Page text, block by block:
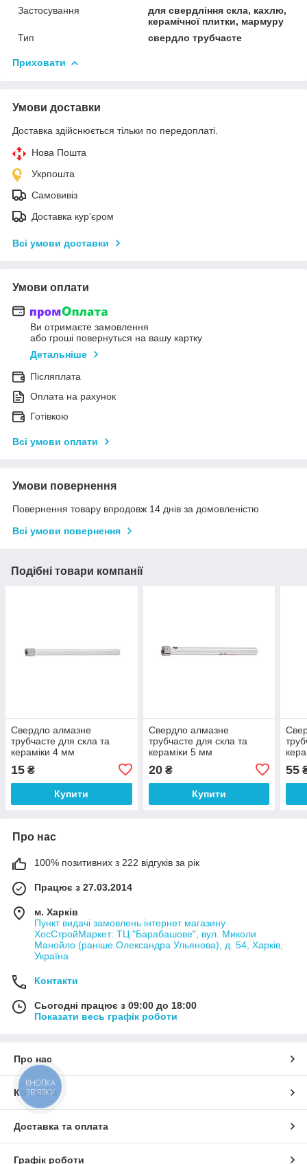
Застосування
для свердління скла, кахлю,
керамічної плитки, мармуру
Тип
свердло трубчасте
Приховати
Умови доставки
Доставка здійснюється тільки по передоплаті.
Нова Пошта
Укрпошта
Самовивіз
Доставка кур'єром
Всі умови доставки
Умови оплати
Ви отримаєте замовлення
або гроші повернуться на вашу картку
Детальніше
Післяплата
Оплата на рахунок
Готівкою
Всі умови оплати
Умови повернення
Повернення товару впродовж 14 днів за домовленістю
Всі умови повернення
Подібні товари компанії
Свердло алмазне
трубчасте для скла та
кераміки 4 мм
15 ₴
Купити
Свердло алмазне
трубчасте для скла та
кераміки 5 мм
20₴
Купити
55
Про нас
100% позитивних з 222 відгуків за рік
Працює з 27.03.2014
м. Харків
Пункт видачі замовлень інтернет магазину
ХосСтройМаркет: ТЦ "Барабашове", вул. Миколи
Манойло (раніше Олександра Ульянова), д. 54, Харків,
Україна
Контакти
Сьогодні працює з 09:00 до 18:00
Показати весь графік роботи
Про нас
Контакти
Доставка та оплата
Графік роботи
КНОПКА
ЗВ'ЯЗКУ